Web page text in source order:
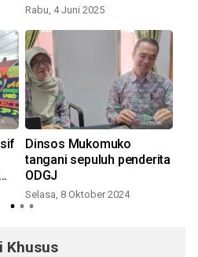
Rabu, 4 Juni 2025
Dinsos Mukomuko
tangani sepuluh penderita
ODGJ
Selasa, 8 Oktober 2024
Khusus